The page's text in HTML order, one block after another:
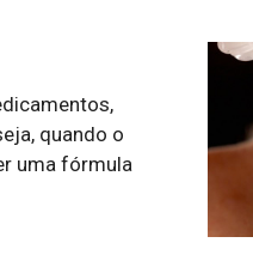
quando o
uma fórmula